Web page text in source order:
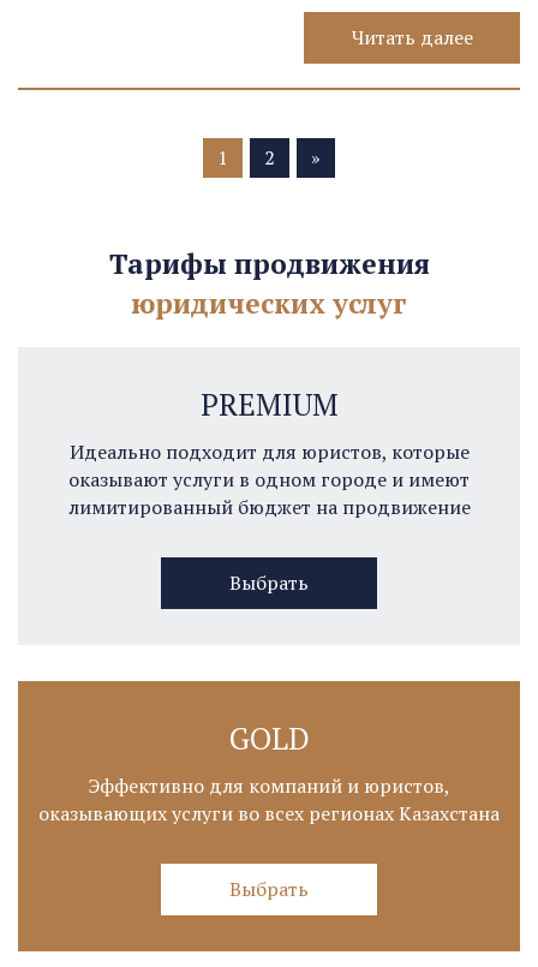
Читать далее
1 2 »
Тарифы продвижения
юридических услуг
PREMIUM
Идеально подходит для юристов, которые
оказывают услуги в одном городе и имеют
лимитированный бюджет на продвижение
Выбрать
GOLD
Эффективно для компаний и юристов,
оказывающих услуги во всех регионах Казахстана
Выбрать